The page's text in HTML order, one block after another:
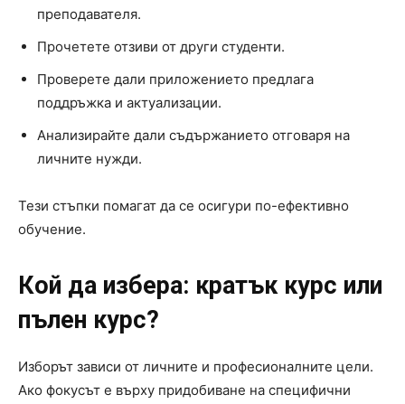
преподавателя.
Прочетете отзиви от други студенти.
Проверете дали приложението предлага
поддръжка и актуализации.
Анализирайте дали съдържанието отговаря на
личните нужди.
Тези стъпки помагат да се осигури по-ефективно
обучение.
Кой да избера: кратък курс или
пълен курс?
Изборът зависи от личните и професионалните цели.
Ако фокусът е върху придобиване на специфични